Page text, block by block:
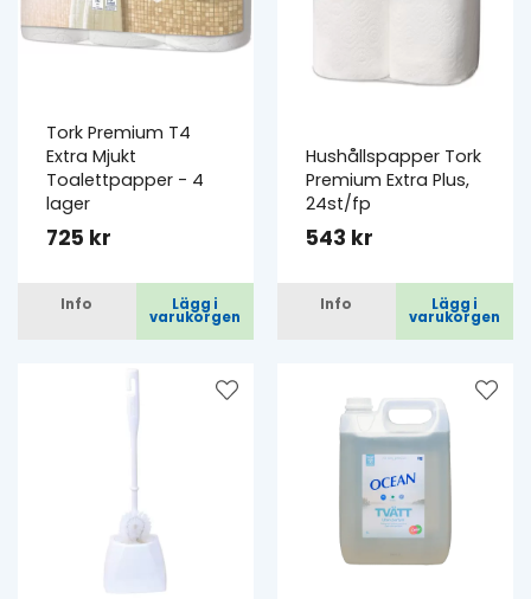
Tork Premium T4
Extra Mjukt
Toalettpapper - 4
lager
725 kr
Info Lägg i
varukorgen
Hushållspapper Tork
Premium Extra Plus,
24st/fp
543 kr
Info Lägg i
varukorgen